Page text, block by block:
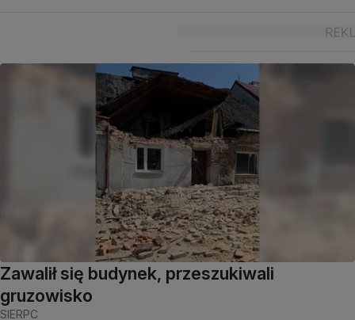
Zawalił się budynek, przeszukiwali
gruzowisko
SIERPC